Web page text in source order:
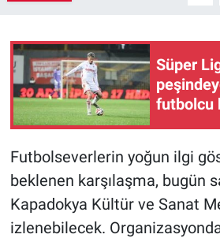
Süper
futbolcu
Futbolseverlerin yoğun ilgi
beklenen karşılaşma, bugün
Kapadokya Kültür ve Sanat
izlenebilecek.